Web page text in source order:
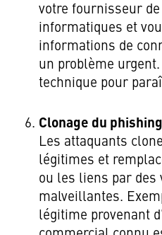
votre fournisseur
informatiques et
informations de
un problème
technique pour
Clonage du phishing
Les attaquants
légitimes et
ou les liens par des
malveillantes.
légitime provenant